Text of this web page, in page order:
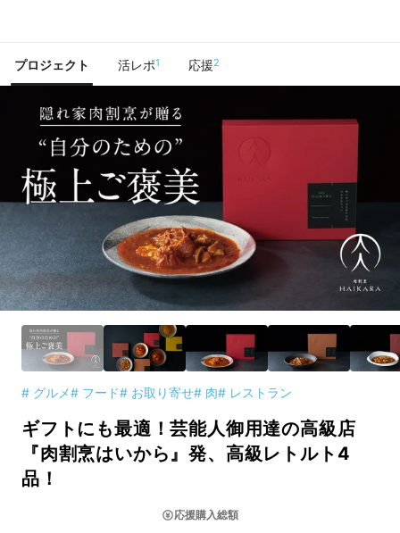
プロジェクト 活レポ1 応援2
# グルメ# フード# お取り寄せ# 肉# レストラン
ギフトにも最適！芸能人御用達の高級店
『肉割烹はいから』発、高級レトルト4
品！
応援購入総額